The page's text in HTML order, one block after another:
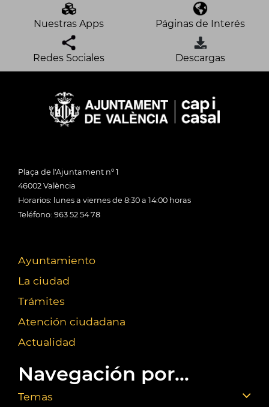
Nuestras Apps Páginas de Interés
Redes Sociales Descargas
Plaça de l'Ajuntament nº 1
46002 València
Horarios: lunes a viernes de 8:30 a 14:00 horas
Teléfono: 963 52 54 78
Ayuntamiento
La ciudad
Trámites
Atención ciudadana
Actualidad
Navegación por...
Temas